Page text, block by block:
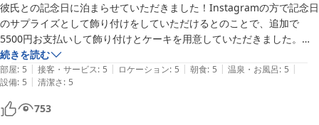
彼氏との記念日に泊まらせていただきました！Instagramの方で記念日
のサプライズとして飾り付けをしていただけるとのことで、追加で
5500円お支払いして飾り付けとケーキを用意していただきました。飾
り付けの色やプレートの記入内容、色も相談でき、お相手にとても喜ん
でいただけました！サプライズが成功して私も嬉しかったです。シャワ
ーやトイレなどの水周りもとても綺麗で、何よりシャワーのシャンプー
やボディソープが良い物でとても嬉しかったです。お部屋にはテレビが
あり、Netflixがみれました！壁が薄いのか耳栓が置いてありました
続きを読む
部屋: 5 | 接客・サービス: 5 | ロケーション: 5 | 朝食: 5 | 温泉・お風呂: 5 |
設備: 5 | 清潔さ: 5
753